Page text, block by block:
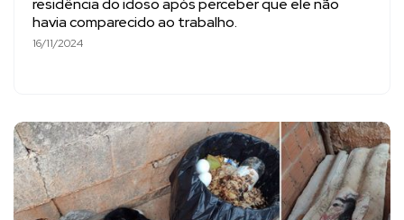
residência do idoso após perceber que ele não
havia comparecido ao trabalho.
16/11/2024